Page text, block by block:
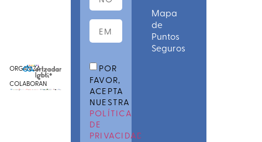
ORGANIZA
COLABORAN
POR
FAVOR,
ACEPTA
NUESTRA
POLÍTICA
DE
PRIVACIDAD
Mapa
de
Puntos
Seguros